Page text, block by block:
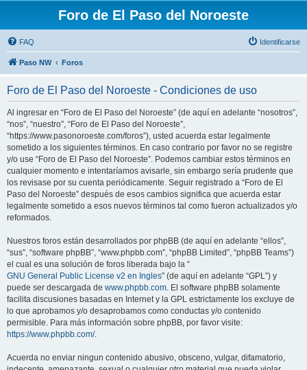
Foro de El Paso del Noroeste
FAQ Identificarse
Paso NW Foros
Foro de El Paso del Noroeste - Condiciones de uso
Al ingresar en “Foro de El Paso del Noroeste” (de aquí en adelante “nosotros”,
“nos”, “nuestro”, “Foro de El Paso del Noroeste”,
“https://www.pasonoroeste.com/foros”), usted acuerda estar legalmente
sometido a los siguientes términos. En caso contrario por favor no se registre
y/o use “Foro de El Paso del Noroeste”. Podemos cambiar estos términos en
cualquier momento e intentaríamos avisarle, sin embargo sería prudente que
los revisase por su cuenta periódicamente. Seguir registrado a “Foro de El
Paso del Noroeste” después de esos cambios significa que acuerda estar
legalmente sometido a esos nuevos términos tal como fueron actualizados y/o
reformados.
Nuestros foros están desarrollados por phpBB (de aquí en adelante “ellos”,
“sus”, “software phpBB”, “www.phpbb.com”, “phpBB Limited”, “phpBB Teams”)
el cual es una solución de foros liberada bajo la “
GNU General Public License v2 en Ingles” (de aquí en adelante “GPL”) y
puede ser descargada de www.phpbb.com. El software phpBB solamente
facilita discusiones basadas en Internet y la GPL estrictamente los excluye de
lo que aprobamos y/o desaprobamos como conductas y/o contenido
permisible. Para más información sobre phpBB, por favor visite:
https://www.phpbb.com/.
Acuerda no enviar ningun contenido abusivo, obsceno, vulgar, difamatorio,